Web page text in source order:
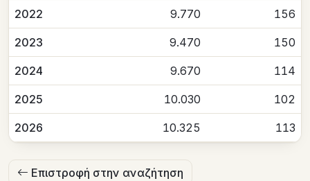
2022 9.770 156
2023 9.470 150
2024 9.670 114
2025 10.030 102
2026 10.325 113
Επιστροφή στην αναζήτηση